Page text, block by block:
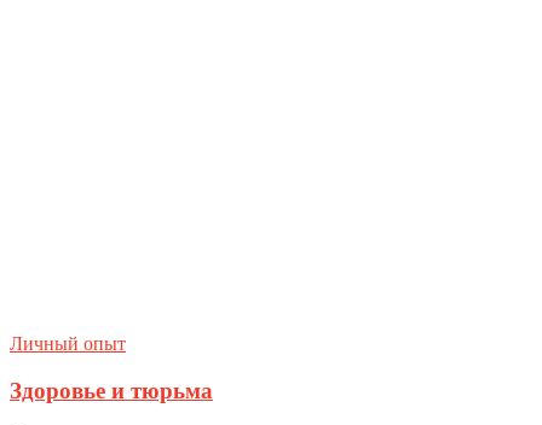
Личный опыт
Здоровье и тюрьма